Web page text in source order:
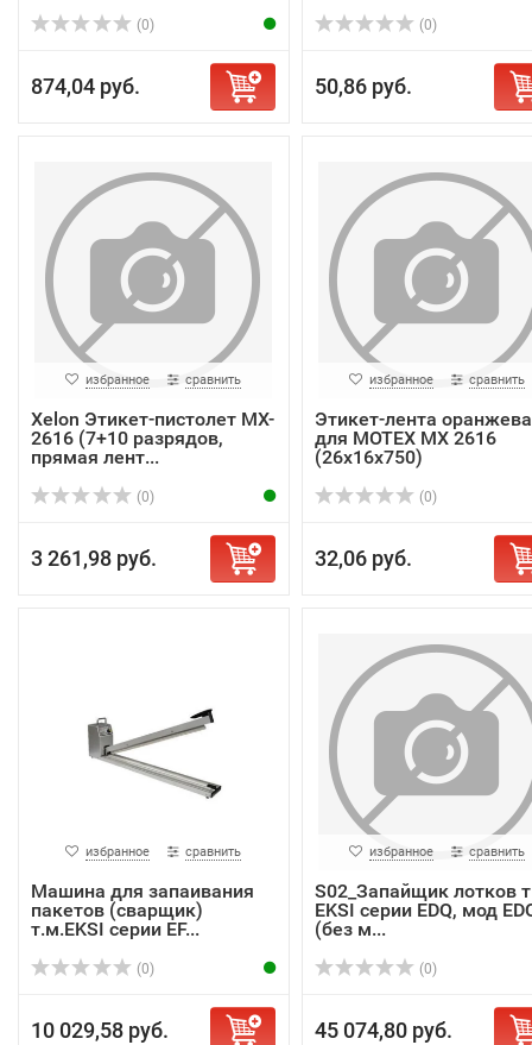
(0)
874,04 руб.
(0)
50,86 руб.
избранное сравнить
Xelon Этикет-пистолет MX-
2616 (7+10 разрядов,
прямая лент...
(0)
3 261,98 руб.
избранное сравнить
Этикет-лента
для MOTEX МХ 2616
(26х16х750)
(0)
32,06 руб.
избранное сравнить
Машина для запаивания
пакетов (сварщик)
т.м.EKSI серии EF...
(0)
10 029,58 руб.
избранное сравнить
S02_Запайщик лотков
EKSI серии EDQ, мод
(без м...
(0)
45 074,80 руб.